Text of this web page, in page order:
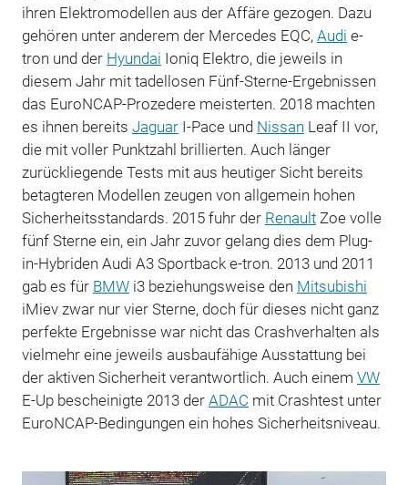
ihren Elektromodellen aus der Affäre gezogen. Dazu
gehören unter anderem der Mercedes EQC, Audi e-
tron und der Hyundai Ioniq Elektro, die jeweils in
diesem Jahr mit tadellosen Fünf-Sterne-Ergebnissen
das EuroNCAP-Prozedere meisterten. 2018 machten
es ihnen bereits JaguarI-Pace und Nissan Leaf II vor,
die mit voller Punktzahl brillierten. Auch länger
zurückliegende Tests mit aus heutiger Sicht bereits
betagteren Modellen zeugen von allgemein hohen
Sicherheitsstandards. 2015 fuhr der RenaultZoe volle
fünf Sterne ein, ein Jahr zuvor gelang dies dem Plug-
in-Hybriden Audi A3 Sportback e-tron. 2013 und 2011
gab es für BMWi3 beziehungsweise den Mitsubishi
iMiev zwar nur vier Sterne, doch für dieses nicht ganz
perfekte Ergebnisse war nicht das Crashverhalten als
vielmehr eine jeweils ausbaufähige Ausstattung bei
der aktiven Sicherheit verantwortlich. Auch einem VW
E-Up bescheinigte 2013 der ADAC mit Crashtest unter
EuroNCAP-Bedingungen ein hohes Sicherheitsniveau.